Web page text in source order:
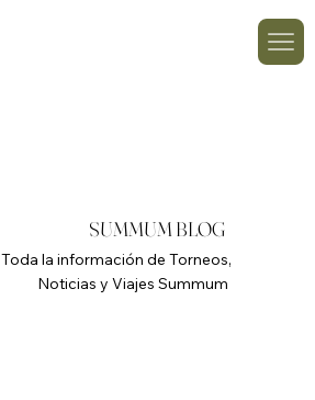
SUMMUM BLOG
Toda la información de Torneos,
Noticias y Viajes Summum